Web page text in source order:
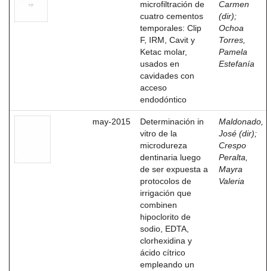
microfiltración de
cuatro cementos
temporales: Clip
F, IRM, Cavit y
Ketac molar,
usados en
cavidades con
acceso
endodóntico
Carmen
(dir);
Ochoa
Torres,
Pamela
Estefanía
may-2015
Determinación in
vitro de la
microdureza
dentinaria luego
de ser expuesta a
protocolos de
irrigación que
combinen
hipoclorito de
sodio, EDTA,
clorhexidina y
ácido cítrico
empleando un
Maldonado,
José (dir);
Crespo
Peralta,
Mayra
Valeria